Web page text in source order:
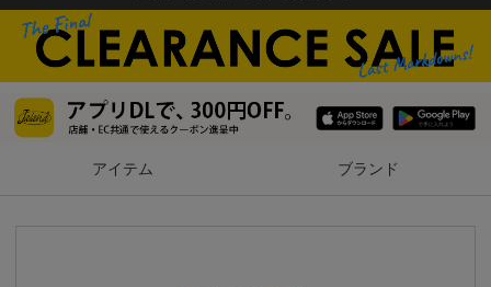
アイテム ブランド